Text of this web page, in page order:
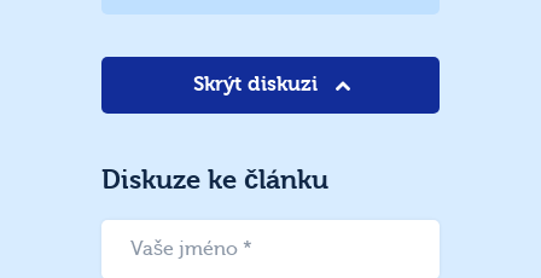
Skrýt diskuzi
Diskuze ke článku